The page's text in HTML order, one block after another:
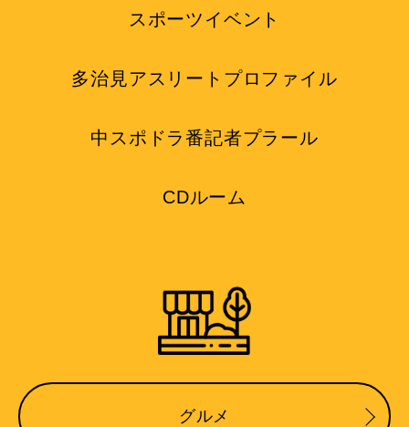
スポーツイベント
多治見アスリートプロファイル
中スポドラ番記者プラール
CDルーム
グルメ